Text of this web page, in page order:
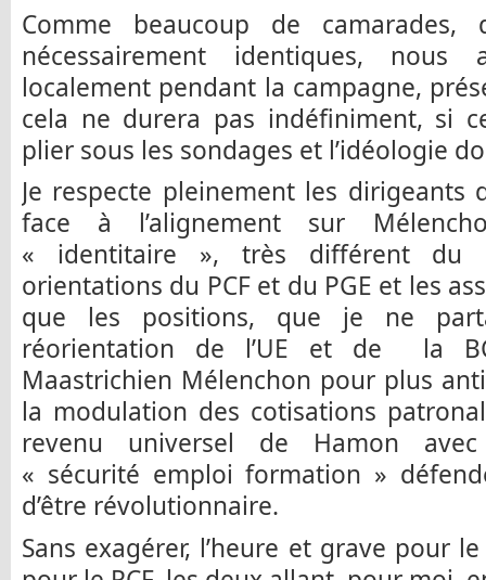
Comme beaucoup de
nécessairement identiques,
localement pendant la campagne,
cela ne durera pas indéfiniment, si
plier sous les sondages et l’idéologie
Je respecte pleinement les
face à l’alignement sur
« identitaire », très différent du
orientations du PCF et du PGE et les
que les positions, que je ne
réorientation de l’UE et de la
Maastrichien Mélenchon pour plus
la modulation des cotisations
revenu universel de Hamon avec
« sécurité emploi formation »
d’être révolutionnaire.
Sans exagérer, l’heure et grave pour